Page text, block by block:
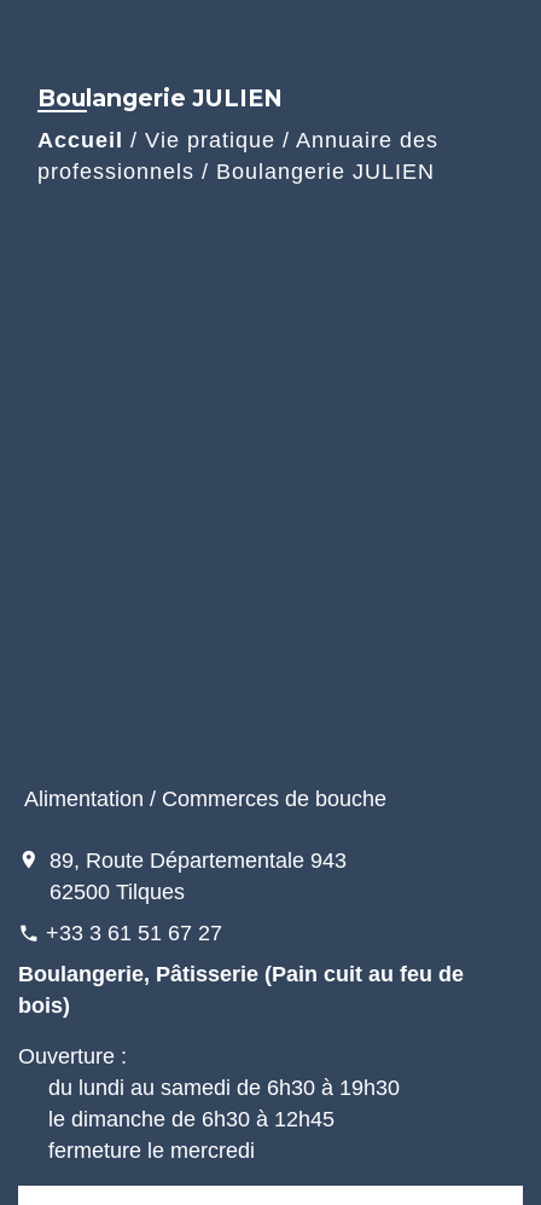
Boulangerie JULIEN
Accueil / Vie pratique / Annuaire des
professionnels / Boulangerie JULIEN
Alimentation / Commerces de bouche
location_on
89, Route Départementale 943
62500 Tilques
phone +33 3 61 51 67 27
Boulangerie, Pâtisserie (Pain cuit au feu de
bois)
Ouverture :
du lundi au samedi de 6h30 à 19h30
le dimanche de 6h30 à 12h45
fermeture le mercredi